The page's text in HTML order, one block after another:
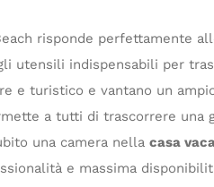
risponde perfettamente
utensili indispensabili per
e turistico e vantano un
a tutti di trascorrere una
una camera nella casa
e massima